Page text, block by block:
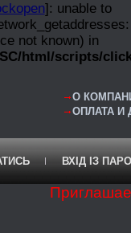
]: unable to
not known) in
html/scripts/
О
ОПЛАТА И
ВХІД ІЗ